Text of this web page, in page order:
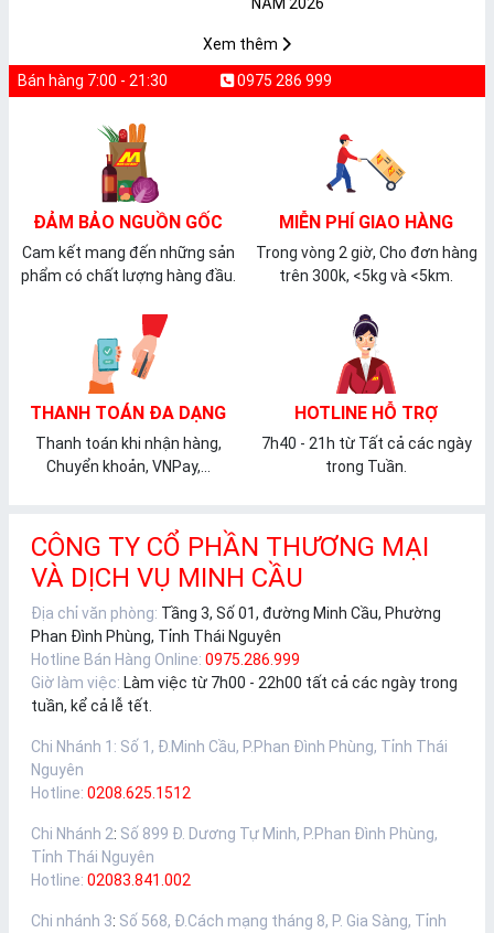
Xem thêm
Bán hàng 7:00 - 21:30 0975 286 999
ĐẢM BẢO NGUỒN GỐC
Cam kết mang đến những sản
phẩm có chất lượng hàng đầu.
MIỄN PHÍ GIAO HÀNG
Trong vòng 2 giờ, Cho đơn hàng
trên 300k, <5kg và <5km.
THANH TOÁN ĐA DẠNG
Thanh toán khi nhận hàng,
Chuyển khoản, VNPay,...
HOTLINE HỖ TRỢ
7h40 - 21h từ Tất cả các ngày
trong Tuần.
CÔNG TY CỔ PHẦN THƯƠNG MẠI
VÀ DỊCH VỤ MINH CẦU
Địa chỉ văn phòng: Tầng 3, Số 01, đường Minh Cầu, Phường
Phan Đình Phùng, Tỉnh Thái Nguyên
Hotline Bán Hàng Online: 0975.286.999
Giờ làm việc: Làm việc từ 7h00 - 22h00 tất cả các ngày trong
tuần, kể cả lễ tết.
Chi Nhánh 1 : Số 1, Đ.Minh Cầu, P.Phan Đình Phùng, Tỉnh Thái
Nguyên
Hotline: 0208.625.1512
Chi Nhánh 2: Số 899 Đ. Dương Tự Minh, P.Phan Đình Phùng,
Tỉnh Thái Nguyên
Hotline: 02083.841.002
Chi nhánh 3: Số 568, Đ.Cách mạng tháng 8, P. Gia Sàng, Tỉnh